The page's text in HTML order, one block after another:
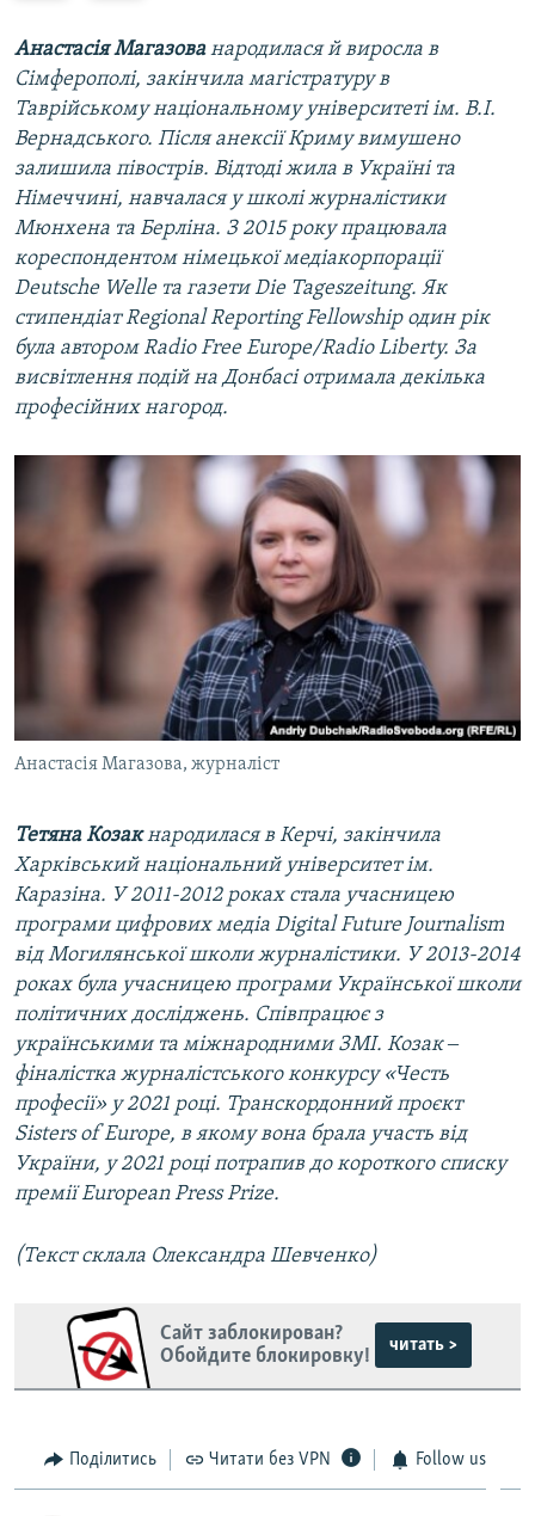
v
i
o
u
s
s
i
d
e
t
s
l
i
d
e
Анастасія Магазованародилася й виросла в
Сімферополі, закінчила магістратуру в
Таврійському національному університеті ім. В.І.
Вернадського. Після анексії Криму вимушено
залишила півострів. Відтоді жила в Україні та
Німеччині, навчалася у школі журналістики
Мюнхена та Берліна. З 2015 року працювала
кореспондентом німецької медіакорпорації
Deutsche Welle та газети Die Tageszeitung. Як
стипендіат Regional Reporting Fellowship один рік
була автором Radio Free Europe/Radio Liberty. За
висвітлення подій на Донбасі отримала декілька
професійних нагород.
Анастасія Магазова, журналіст
Тетяна Козакнародилася в Керчі, закінчила
Харківський національний університет ім.
Каразіна. У 2011-2012 роках стала учасницею
програми цифрових медіа Digital Future Journalism
від Могилянської школи журналістики. У 2013-2014
роках була учасницею програми Української школи
політичних досліджень. Співпрацює з
українськими та міжнародними ЗМІ. Козак ‒
фіналістка журналістського конкурсу «Честь
професії» у 2021 році. Транскордонний проєкт
Sisters of Europe, в якому вона брала участь від
України, у 2021 році потрапив до короткого списку
премії European Press Prize.
(Текст склала Олександра Шевченко)
Сайт заблокирован?
Обойдите блокировку!
читать >
Поділитись Читати без VPN Follow us